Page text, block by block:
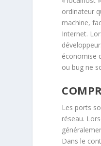
ordinateur
machine,
Internet.
économise
ou bug ne
Les ports
réseau.
Dans le